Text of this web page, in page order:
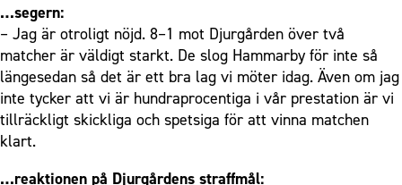
…segern:
– Jag är otroligt nöjd. 8–1 mot Djurgården över två
matcher är väldigt starkt. De slog Hammarby för inte så
längesedan så det är ett bra lag vi möter idag. Även om jag
inte tycker att vi är hundraprocentiga i vår prestation är vi
tillräckligt skickliga och spetsiga för att vinna matchen
klart.
…reaktionen på Djurgårdens straffmål: